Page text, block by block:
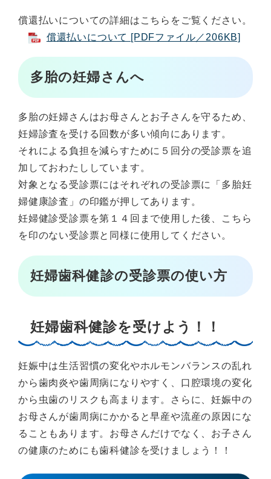
償還払いについての詳細はこちらをご覧ください。
償還払いについて [PDFファイル／206KB]
多胎の妊婦さんへ
多胎の妊婦さんはお母さんとお子さんを守るため、
妊婦診査を受ける回数が多い傾向にあります。
それによる負担を減らすために５回分の受診票を追
加しておわたししています。
対象となる受診票にはそれぞれの受診票に「多胎妊
婦健康診査」の印鑑が押してあります。
妊婦健診受診票を第１４回まで使用した後、こちら
を印のない受診票と同様に使用してください。
妊婦歯科健診の受診票の使い方
妊婦歯科健診を受けよう！！
妊娠中は生活習慣の変化やホルモンバランスの乱れ
から歯肉炎や歯周病になりやすく、口腔環境の変化
から虫歯のリスクも高まります。さらに、妊娠中の
お母さんが歯周病にかかると早産や流産の原因にな
ることもあります。お母さんだけでなく、お子さん
の健康のためにも歯科健診を受けましょう！！